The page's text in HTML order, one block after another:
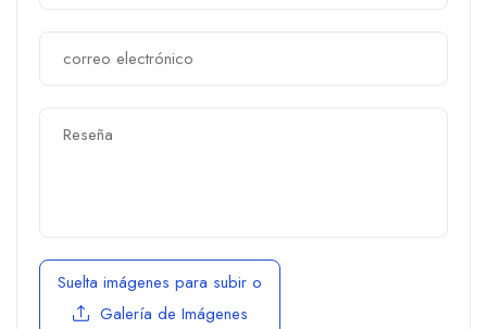
Suelta imágenes para subir o
Galería de Imágenes